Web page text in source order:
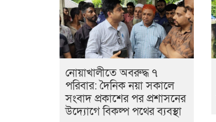
নোয়াখালীতে অবরুদ্ধ ৭
পরিবার: দৈনিক নয়া সকালে
সংবাদ প্রকাশের পর প্রশাসনের
উদ্যোগে বিকল্প পথের ব্যবস্থা